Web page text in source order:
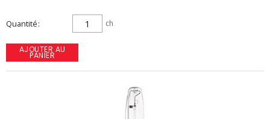
Quantité ch
AJOUTER AU
PANIER